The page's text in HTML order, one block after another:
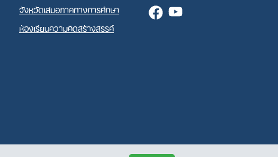
จังหวัดเสมอภาคทางการศึกษา
ห้องเรียนความคิดสร้างสรรค์
FacebookYoutube